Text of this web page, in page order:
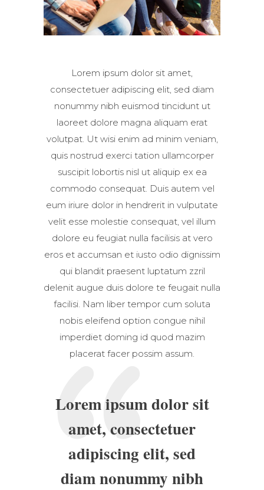
Lorem ipsum dolor sit amet,
consectetuer adipiscing elit, sed diam
nonummy nibh euismod tincidunt ut
laoreet dolore magna aliquam erat
volutpat. Ut wisi enim ad minim veniam,
quis nostrud exerci tation ullamcorper
suscipit lobortis nisl ut aliquip ex ea
commodo consequat. Duis autem vel
eum iriure dolor in hendrerit in vulputate
velit esse molestie consequat, vel illum
dolore eu feugiat nulla facilisis at vero
eros et accumsan et iusto odio dignissim
qui blandit praesent luptatum zzril
delenit augue duis dolore te feugait nulla
facilisi. Nam liber tempor cum soluta
nobis eleifend option congue nihil
imperdiet doming id quod mazim
placerat facer possim assum.
Lorem ipsum dolor sit
amet, consectetuer
adipiscing elit, sed
diam nonummy nibh